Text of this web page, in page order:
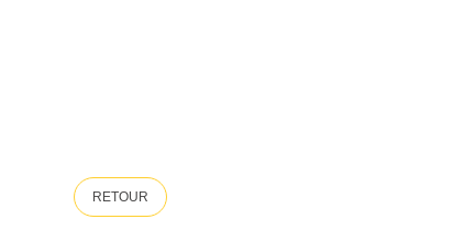
RETOUR